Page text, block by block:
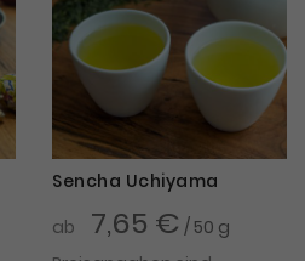
Sencha Uchiyama
ab
7,65 € / 50 g